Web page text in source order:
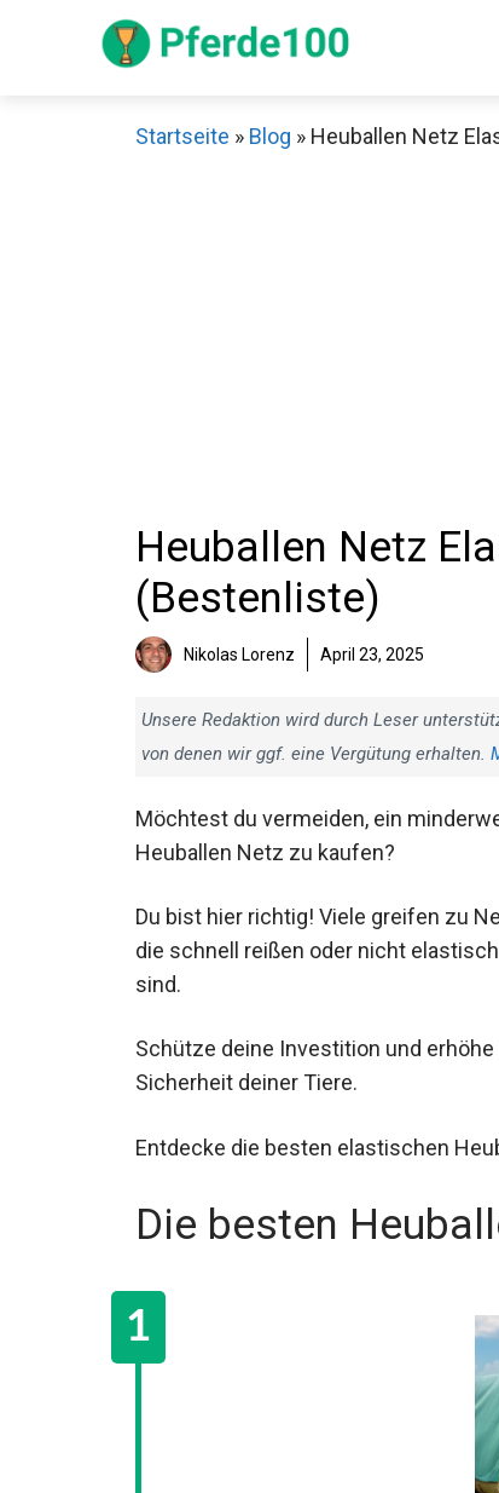
Startseite » Blog » Heuballen Netz
Heuballen Netz
(Bestenliste)
Nikolas Lorenz April 23, 2025
Unsere Redaktion wird durch Leser
von denen wir ggf. eine Vergütung erhalten.
Möchtest du vermeiden, ein
minderwertiges Heuballen Netz zu
Du bist hier richtig! Viele greifen zu
die schnell reißen oder nicht elastisch
genug sind.
Schütze deine Investition und erhöhe
Sicherheit deiner Tiere.
Entdecke die besten elastischen
Die besten